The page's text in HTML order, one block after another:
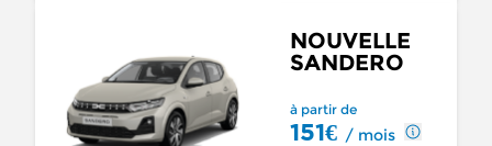
NOUVELLE
SANDERO
à partir de
151€ / mois